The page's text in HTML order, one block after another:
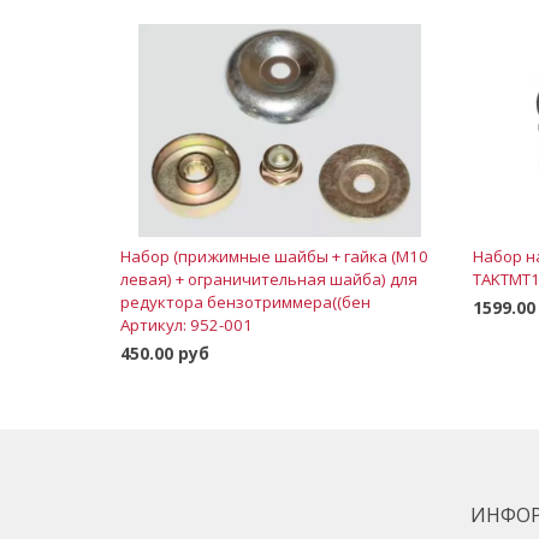
Набор (прижимные шайбы + гайка (М10
левая) + ограничительная шайба) для
редуктора бензотриммера((бен
Артикул: 952-001
450.00 руб
Набор